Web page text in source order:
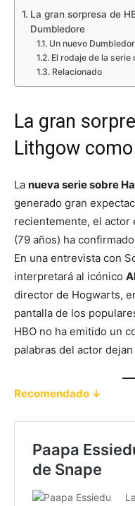
La gran sorpresa de
Dumbledore
Un nuevo
El rodaje de la
Relacionado
La gran
Lithgow
La nueva serie sobre
generado gran
recientemente, el actor
(79 años) ha
En una entrevista con
interpretará al icónico
director de Hogwarts,
pantalla de los
HBO no ha emitido un
palabras del actor
Recomendado ↓